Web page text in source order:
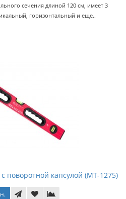
сечения длиной 120 см, имеет 3
горизонтальный и еще..
поворотной капсулой (MT-1275)